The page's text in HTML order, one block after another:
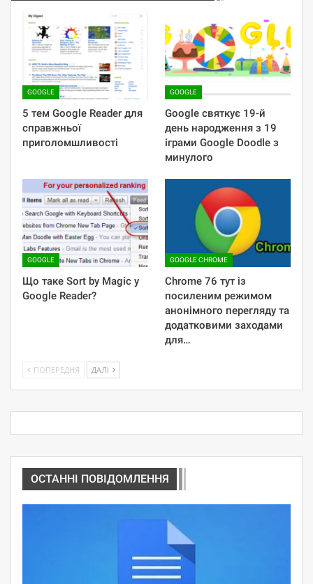
GOOGLE
5 тем Google Reader для
справжньої
приголомшливості
GOOGLE
Google святкує 19-й
день народження з 19
іграми Google Doodle з
минулого
GOOGLE
Що таке Sort by Magic у
Google Reader?
GOOGLE CHROME
Chrome 76 тут із
посиленим режимом
анонімного перегляду та
додатковими заходами
для…
ПОПЕРЕДНЯ ДАЛІ
ОСТАННІ ПОВІДОМЛЕННЯ